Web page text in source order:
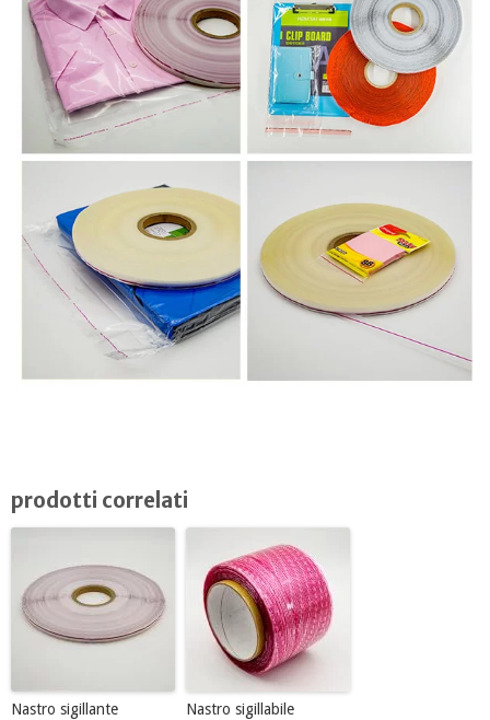
prodotti correlati
Nastro sigillante
Nastro sigillabile